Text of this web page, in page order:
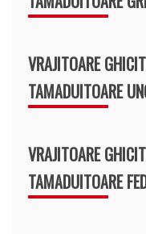
VRAJITOARE
TAMADUITOARE
VRAJITOARE
TAMADUITOARE